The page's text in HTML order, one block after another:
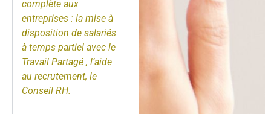
complète aux
entreprises : la mise à
disposition de salariés
à temps partiel avec le
Travail Partagé , l’aide
au recrutement, le
Conseil RH.